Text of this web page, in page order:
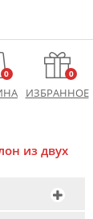
0 0
ИЗБРАННОЕ
из двух